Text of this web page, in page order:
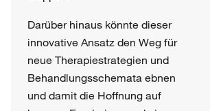
Darüber hinaus könnte dieser
innovative Ansatz den Weg für
neue Therapiestrategien und
Behandlungsschemata ebnen
und damit die Hoffnung auf